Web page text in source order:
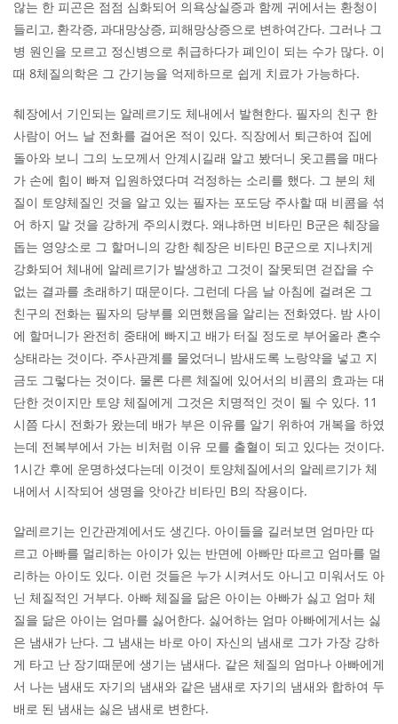
않는 한 피곤은 점점 심화되어 의욕상실증과 함께 귀에서는 환청이
들리고, 환각증, 과대망상증, 피해망상증으로 변하여간다. 그러나 그
병 원인을 모르고 정신병으로 취급하다가 폐인이 되는 수가 많다. 이
때 8체질의학은 그 간기능을 억제하므로 쉽게 치료가 가능하다.
췌장에서 기인되는 알레르기도 체내에서 발현한다. 필자의 친구 한
사람이 어느 날 전화를 걸어온 적이 있다. 직장에서 퇴근하여 집에
돌아와 보니 그의 노모께서 안계시길래 알고 봤더니 옷고름을 매다
가 손에 힘이 빠져 입원하였다며 걱정하는 소리를 했다. 그 분의 체
질이 토양체질인 것을 알고 있는 필자는 포도당 주사할 때 비콤을 섞
어 하지 말 것을 강하게 주의시켰다. 왜냐하면 비타민 B군은 췌장을
돕는 영양소로 그 할머니의 강한 췌장은 비타민 B군으로 지나치게
강화되어 체내에 알레르기가 발생하고 그것이 잘못되면 걷잡을 수
없는 결과를 초래하기 때문이다. 그런데 다음 날 아침에 걸려온 그
친구의 전화는 필자의 당부를 외면했음을 알리는 전화였다. 밤 사이
에 할머니가 완전히 중태에 빠지고 배가 터질 정도로 부어올라 혼수
상태라는 것이다. 주사관계를 물었더니 밤새도록 노랑약을 넣고 지
금도 그렇다는 것이다. 물론 다른 체질에 있어서의 비콤의 효과는 대
단한 것이지만 토양 체질에게 그것은 치명적인 것이 될 수 있다. 11
시쯤 다시 전화가 왔는데 배가 부은 이유를 알기 위하여 개복을 하였
는데 전복부에서 가는 비처럼 이유 모를 출혈이 되고 있다는 것이다.
1시간 후에 운명하셨다는데 이것이 토양체질에서의 알레르기가 체
내에서 시작되어 생명을 앗아간 비타민 B의 작용이다.
알레르기는 인간관계에서도 생긴다. 아이들을 길러보면 엄마만 따
르고 아빠를 멀리하는 아이가 있는 반면에 아빠만 따르고 엄마를 멀
리하는 아이도 있다. 이런 것들은 누가 시켜서도 아니고 미워서도 아
닌 체질적인 거부다. 아빠 체질을 닮은 아이는 아빠가 싫고 엄마 체
질을 닮은 아이는 엄마를 싫어한다. 싫어하는 엄마 아빠에게서는 싫
은 냄새가 난다. 그 냄새는 바로 아이 자신의 냄새로 그가 가장 강하
게 타고 난 장기때문에 생기는 냄새다. 같은 체질의 엄마나 아빠에게
서 나는 냄새도 자기의 냄새와 같은 냄새로 자기의 냄새와 합하여 두
배로 된 냄새는 싫은 냄새로 변한다.